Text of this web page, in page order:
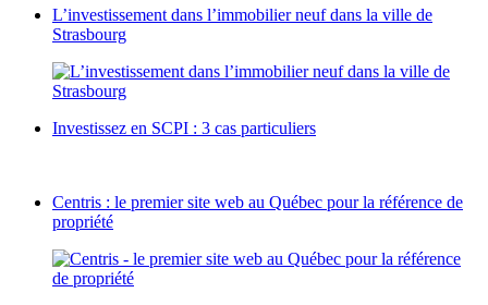
L’investissement dans l’immobilier neuf dans la ville de
Strasbourg
Investissez en SCPI : 3 cas particuliers
Centris : le premier site web au Québec pour la référence de
propriété